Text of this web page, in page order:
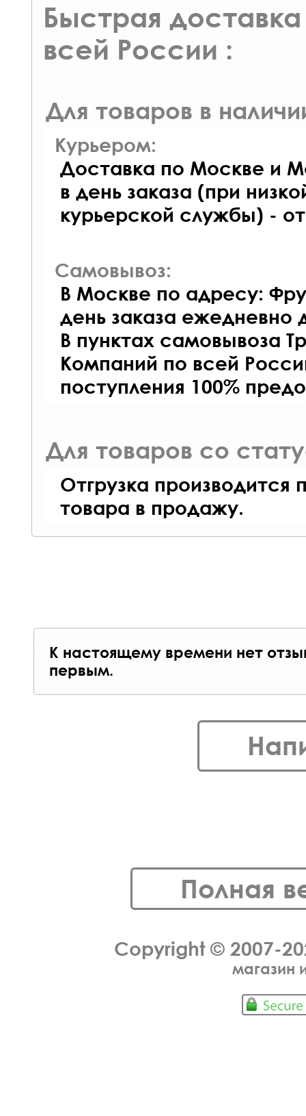
Быстрая доставка
всей России :
Для товаров в
Курьером:
Доставка по Москве и
в день заказа (при
курьерской службы) -
Самовывоз:
В Москве по адресу:
день заказа ежедневно
В пунктах самовывоза
Компаний по всей
поступления 100%
Для товаров со
Отгрузка производится
товара в продажу.
К настоящему времени нет
первым.
Полная
Copyright © 2007-
магазин